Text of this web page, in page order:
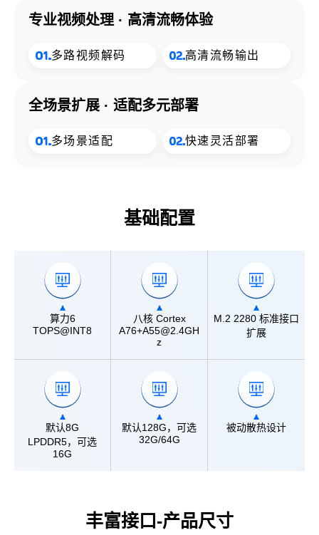
专业视频处理 高清流畅体验
多路视频解码 高清流畅输出
全场景扩展 适配多元部署
多场景适配 快速灵活部署
基础配置
算力6
TOPS@INT8
八核 Cortex
A76+A55@2.4GH
z
M.2 2280 标准接口
扩展
默认8G
LPDDR5，可选
16G
默认128G，可选
32G/64G
被动散热设计
丰富接口-产品尺寸